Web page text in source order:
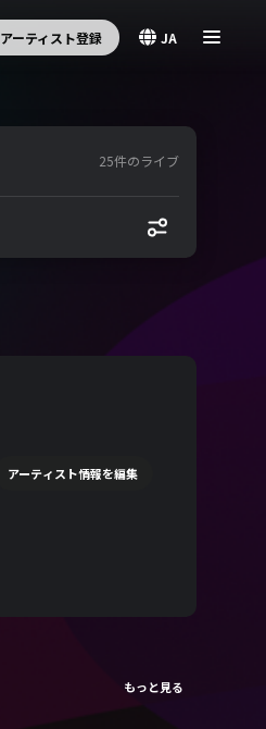
アーティスト登録 JA
25件のライブ
アーティスト情報を編集